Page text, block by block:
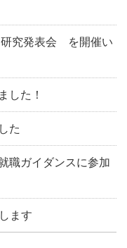
究発表会 を開催い
した！
た
職ガイダンスに参加
ます